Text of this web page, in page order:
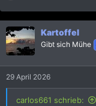
a
k
t
i
o
n
:
Kartoffel
Gibt sich Mühe
29 April 2026
carlos661 schrieb: